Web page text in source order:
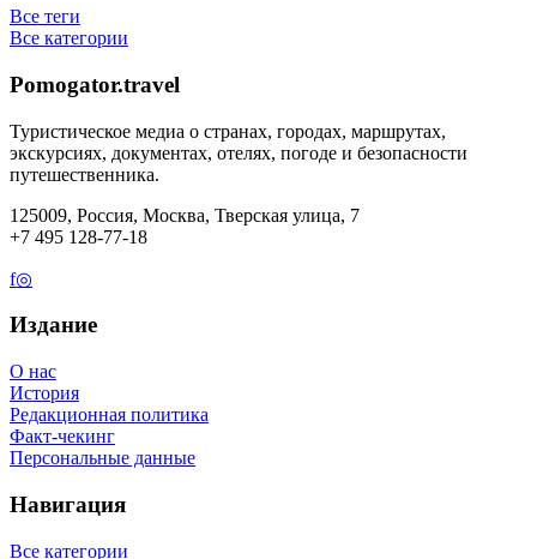
Все теги
Все категории
Pomogator.travel
Туристическое медиа о странах, городах, маршрутах,
экскурсиях, документах, отелях, погоде и безопасности
путешественника.
125009, Россия, Москва, Тверская улица, 7
+7 495 128-77-18
f◎
Издание
О нас
История
Редакционная политика
Факт-чекинг
Персональные данные
Навигация
Все категории